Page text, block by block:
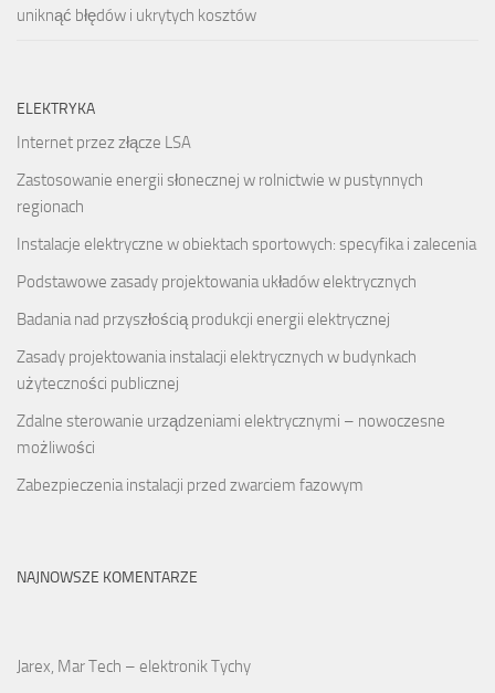
uniknąć błędów i ukrytych kosztów
ELEKTRYKA
Internet przez złącze LSA
Zastosowanie energii słonecznej w rolnictwie w pustynnych
regionach
Instalacje elektryczne w obiektach sportowych: specyfika i zalecenia
Podstawowe zasady projektowania układów elektrycznych
Badania nad przyszłością produkcji energii elektrycznej
Zasady projektowania instalacji elektrycznych w budynkach
użyteczności publicznej
Zdalne sterowanie urządzeniami elektrycznymi – nowoczesne
możliwości
Zabezpieczenia instalacji przed zwarciem fazowym
NAJNOWSZE KOMENTARZE
Jarex, Mar Tech – elektronik Tychy